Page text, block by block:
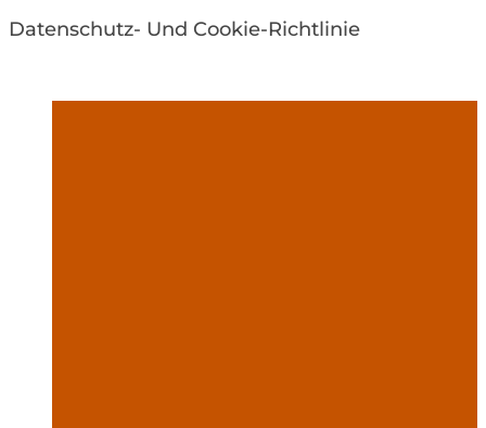
Datenschutz- Und Cookie-Richtlinie